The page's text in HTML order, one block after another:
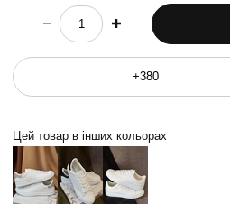
choose quantity
Цей товар в інших кольорах